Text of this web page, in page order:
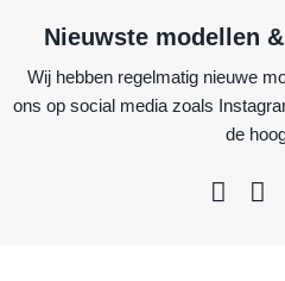
Nieuwste modellen
Wij hebben regelmatig nieuwe
ons op social media zoals
de